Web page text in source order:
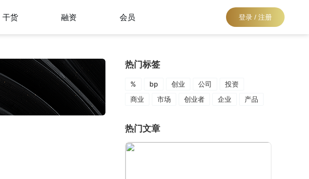
干货 融资 会员 登录 / 注册
热门标签
% bp 创业 公司
投资
商业
市场 创业者 企业 产品
热门文章